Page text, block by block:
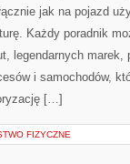
jak na pojazd
Każdy poradnik
legendarnych marek,
i samochodów,
[…]
FIZYCZNE